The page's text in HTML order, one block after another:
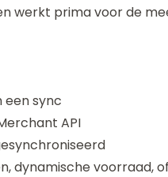
werkt prima voor de
een sync
API
dynamische voorraad,